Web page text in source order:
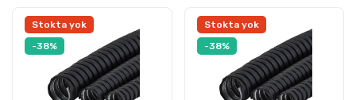
Stokta yok
-38%
Stokta yok
-38%